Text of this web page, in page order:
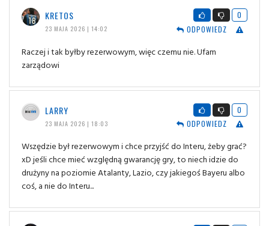
KRETOS
23 MAJA 2026 | 14:02
0
ODPOWIEDZ
Raczej i tak byłby rezerwowym, więc czemu nie. Ufam
zarządowi
LARRY
23 MAJA 2026 | 18:03
0
ODPOWIEDZ
Wszędzie był rezerwowym i chce przyjść do Interu, żeby grać?
xD jeśli chce mieć względną gwarancję gry, to niech idzie do
drużyny na poziomie Atalanty, Lazio, czy jakiegoś Bayeru albo
coś, a nie do Interu...